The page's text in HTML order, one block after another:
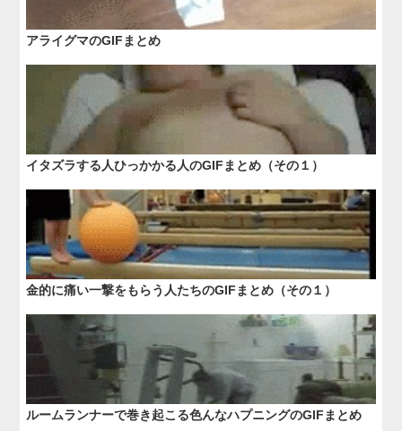
アライグマのGIFまとめ
イタズラする人ひっかかる人のGIFまとめ（その１）
金的に痛い一撃をもらう人たちのGIFまとめ（その１）
ルームランナーで巻き起こる色んなハプニングのGIFまとめ